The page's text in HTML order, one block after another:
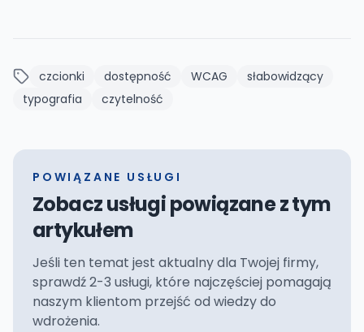
czcionki dostępność WCAG
słabowidzący
typografia
czytelność
POWIĄZANE USŁUGI
Zobacz usługi powiązane z tym
artykułem
Jeśli ten temat jest aktualny dla Twojej firmy,
sprawdź 2-3 usługi, które najczęściej pomagają
naszym klientom przejść od wiedzy do
wdrożenia.